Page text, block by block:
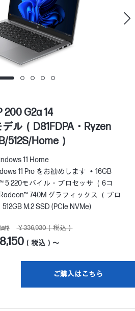
200 G2a 14
ル（D81FDPA・Ryzen
512S/Home）
11 Home
11 Pro をお勧めします
16GB
5 220モバイル・プロセッサ （6コ
740M グラフィックス （プロ
512GB M.2 SSD (PCIe NVMe)
格 ￥336,930（税込）
（税込）～
ご購入はこちら